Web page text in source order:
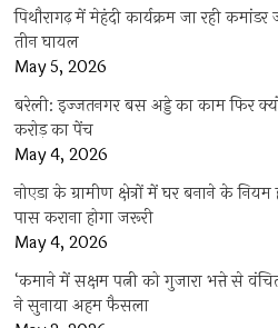
पिथौरागढ़ में मेहंदी कार्यक्रम जा रही
तीन घायल
May 5, 2026
बरेली: इज्जतनगर बस अड्डे का काम फिर
करोड़ का पेंच
May 4, 2026
नोएडा के ग्रामीण क्षेत्रों में घर बनाने के
पास कराना होगा जरूरी
May 4, 2026
‘कमाने में सक्षम पत्नी को गुजारा भत्ते से
ने सुनाया अहम फैसला